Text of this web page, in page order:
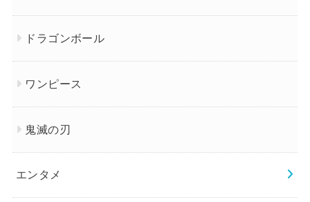
ドラゴンボール
ワンピース
鬼滅の刃
エンタメ